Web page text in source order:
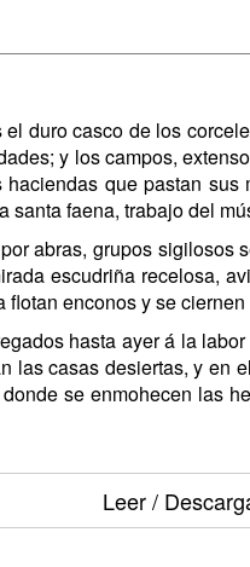
duro casco de los
y los campos,
que pastan
santa faena, trabajo del
abras, grupos
escudriña recelosa,
enconos y se
hasta ayer á la
las casas desiertas, y
se enmohecen las
Leer /